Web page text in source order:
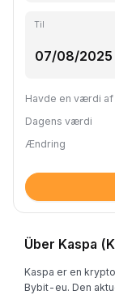
Til
Havde en værdi af
Dagens værdi
Ændring
Über Kaspa
Kaspa er en
Bybit-eu. Den